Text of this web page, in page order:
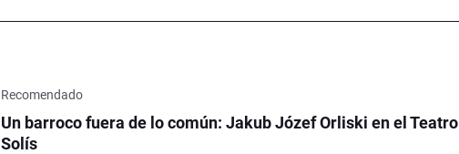
Recomendado
Un barroco fuera de lo común: Jakub Józef Orliski en el Teatro
Solís